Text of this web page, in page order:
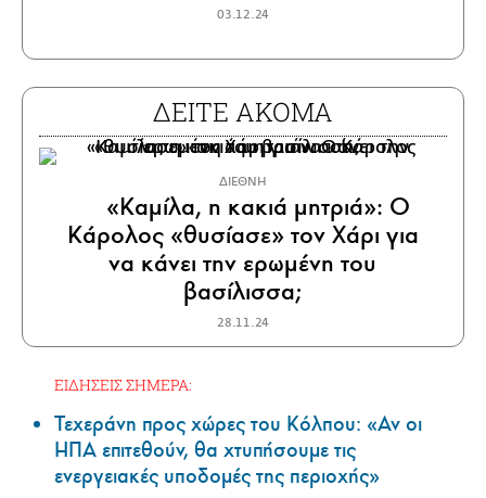
03.12.24
ΔΕΙΤΕ ΑΚΟΜΑ
ΔΙΕΘΝΗ
«Καμίλα, η κακιά μητριά»: Ο
Κάρολος «θυσίασε» τον Χάρι για
να κάνει την ερωμένη του
βασίλισσα;
28.11.24
ΕΙΔΗΣΕΙΣ ΣΗΜΕΡΑ:
Τεχεράνη προς χώρες του Κόλπου: «Αν οι
ΗΠΑ επιτεθούν, θα χτυπήσουμε τις
ενεργειακές υποδομές της περιοχής»